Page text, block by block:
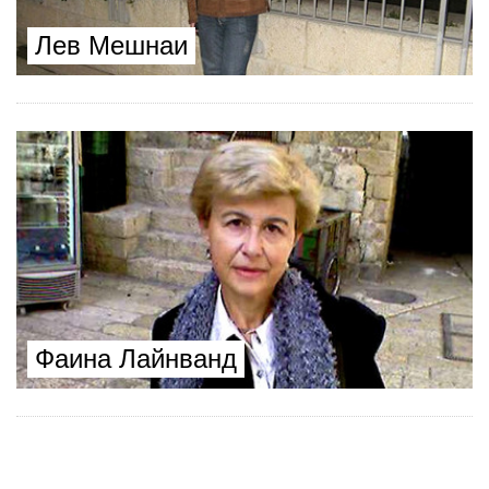
Лев Мешнаи
Фаина Лайнванд